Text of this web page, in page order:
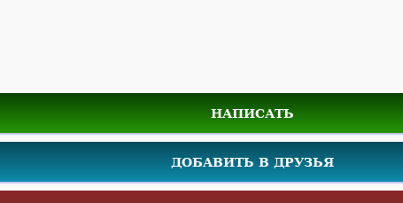
НАПИСАТЬ
ДОБАВИТЬ В ДРУЗЬЯ